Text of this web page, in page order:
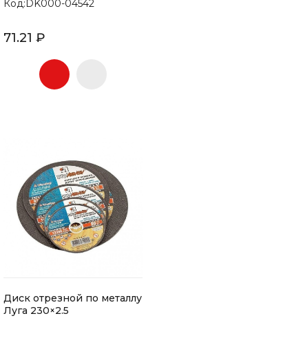
Код:DK000-04542
71.21 ₽
Диск отрезной по металлу
Луга 230×2.5